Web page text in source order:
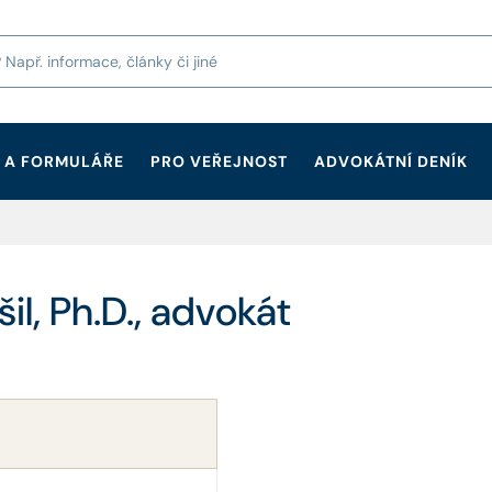
FORMULÁŘE PRO VEŘEJNOST ADVOKÁTNÍ DENÍK
Ph.D., advokát